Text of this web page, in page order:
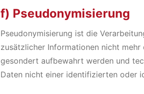
f) Pseudonymisierung
Pseudonymisierung ist die
zusätzlicher Informationen nicht
gesondert aufbewahrt werden und
Daten nicht einer identifizierten oder